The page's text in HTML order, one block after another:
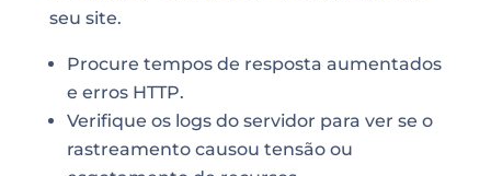
seu site.
Procure tempos de resposta aumentados
e erros HTTP.
Verifique os logs do servidor para ver se o
rastreamento causou tensão ou